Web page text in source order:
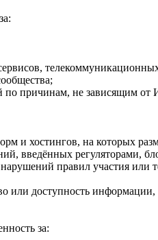
по причинам, не зависящим от
и хостингов, на которых
введённых регуляторами,
правил участия или
или доступность
за: